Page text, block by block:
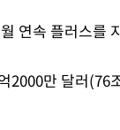
연속 플러스를
2000만 달러(76